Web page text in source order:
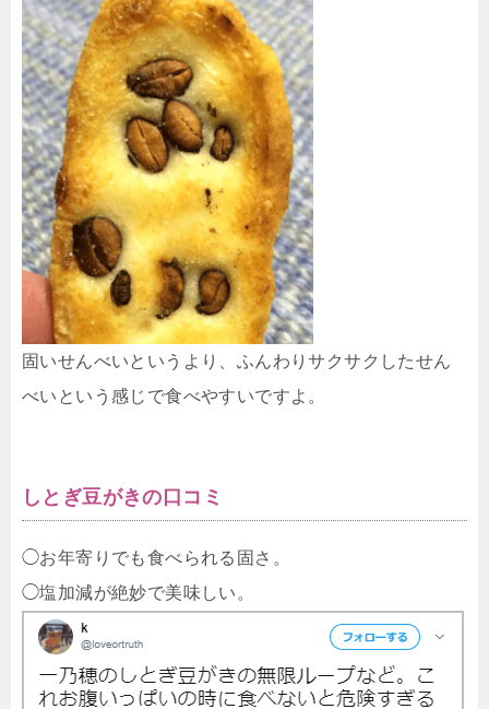
固いせんべいというより、ふんわりサクサクしたせん
べいという感じで食べやすいですよ。
しとぎ豆がきの口コミ
◯お年寄りでも食べられる固さ。
◯塩加減が絶妙で美味しい。